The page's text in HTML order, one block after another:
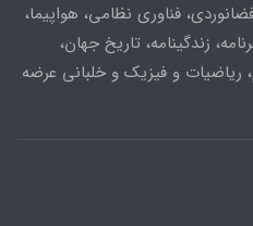
فناوری نظامی، هواپیما،
زندگینامه، تاریخ جهان،
ریاضیات و فیزیک و خلبانی عرضه